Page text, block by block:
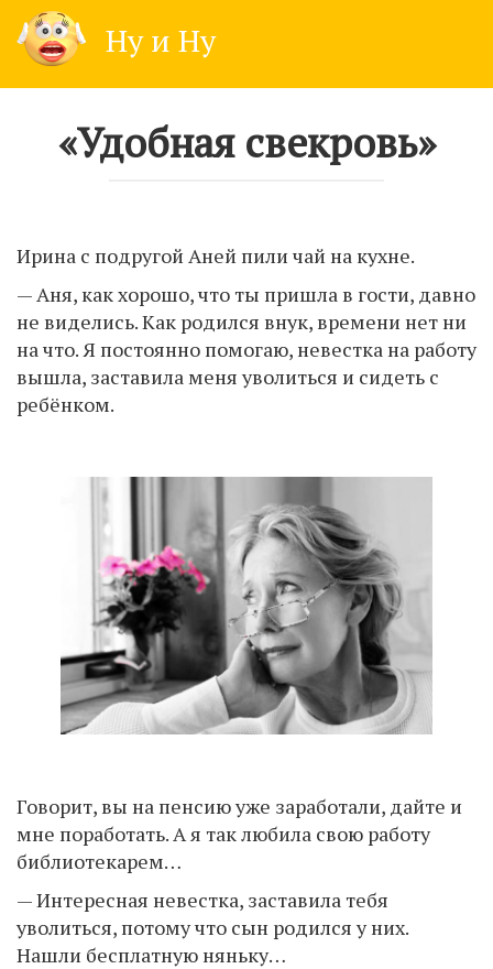
content
Ну и Ну
«Удобная свекровь»
Ирина с подругой Аней пили чай на кухне.
— Аня, как хорошо, что ты пришла в гости, давно
не виделись. Как родился внук, времени нет ни
на что. Я постоянно помогаю, невестка на работу
вышла, заставила меня уволиться и сидеть с
ребёнком.
Говорит, вы на пенсию уже заработали, дайте и
мне поработать. А я так любила свою работу
библиотекарем…
— Интересная невестка, заставила тебя
уволиться, потому что сын родился у них.
Нашли бесплатную няньку…